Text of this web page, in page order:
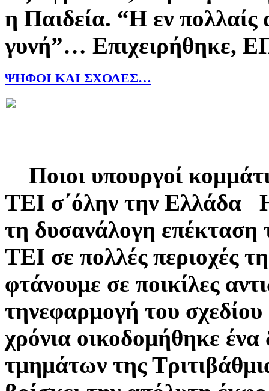
η Παιδεία. “Η εν πολλαίς
γυνή”… Επιχειρήθηκε,
ΨΗΦΟΙ ΚΑΙ ΣΧΟΛΕΣ…
Ποιοι υπουργοί
ΤΕΙ σ΄όλην την Ελλάδα
τη δυσανάλογη επέκταση
ΤΕΙ σε πολλές περιοχές
φτάνουμε σε ποικίλες
τηνεφαρμογή του
χρόνια οικοδομήθηκε
τμημάτων της